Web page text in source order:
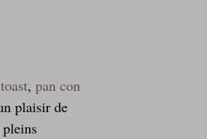
Foire au vin
, pan con
plaisir de
pleins